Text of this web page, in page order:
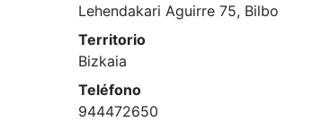
Lehendakari Aguirre 75, Bilbo
Territorio
Bizkaia
Teléfono
944472650